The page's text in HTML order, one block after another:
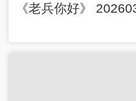
《老兵你好》